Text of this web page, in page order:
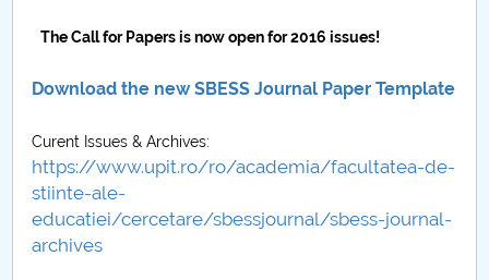
Proiect SU-ETIC
Protecția datelor personale
The Call for Papers is now open for 2016 issues!
Download the new SBESS Journal Paper Template
Curent Issues & Archives:
https://www.upit.ro/ro/academia/facultatea-de-
stiinte-ale-
educatiei/cercetare/sbessjournal/sbess-journal-
archives